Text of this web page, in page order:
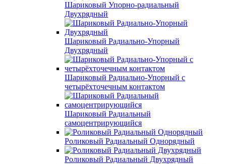
Шариковый Упорно-радиальный
Двухрядный
Шариковый Радиально-Упорный
Двухрядный
Шариковый Радиально-Упорный с
четырёхточечным контактом
Шариковый Радиальный
самоцентрирующийся
Роликовый Радиальный Однорядный
Роликовый Радиальный Двухрядный